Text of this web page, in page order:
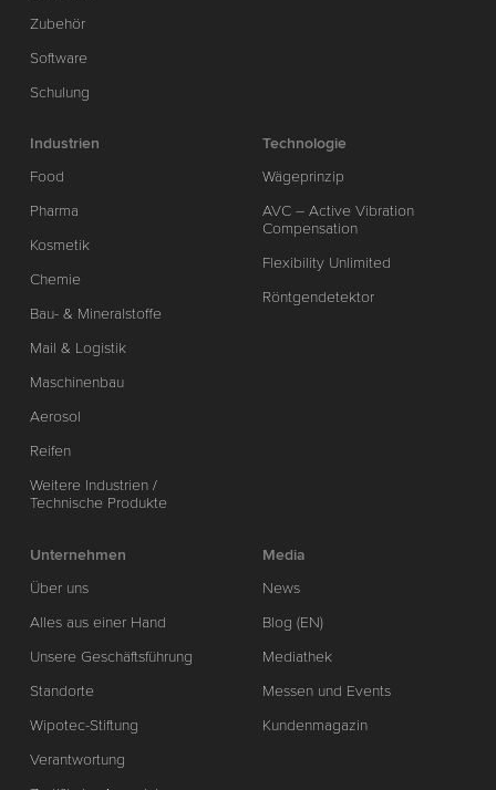
Zubehör
Software
Schulung
Industrien
Food
Pharma
Kosmetik
Chemie
Bau- & Mineralstoffe
Mail & Logistik
Maschinenbau
Aerosol
Reifen
Weitere Industrien /
Technische Produkte
Technologie
Wägeprinzip
AVC – Active Vibration
Compensation
Flexibility Unlimited
Röntgendetektor
Unternehmen
Über uns
Alles aus einer Hand
Unsere Geschäftsführung
Standorte
Wipotec-Stiftung
Verantwortung
Media
News
Blog (EN)
Mediathek
Messen und Events
Kundenmagazin